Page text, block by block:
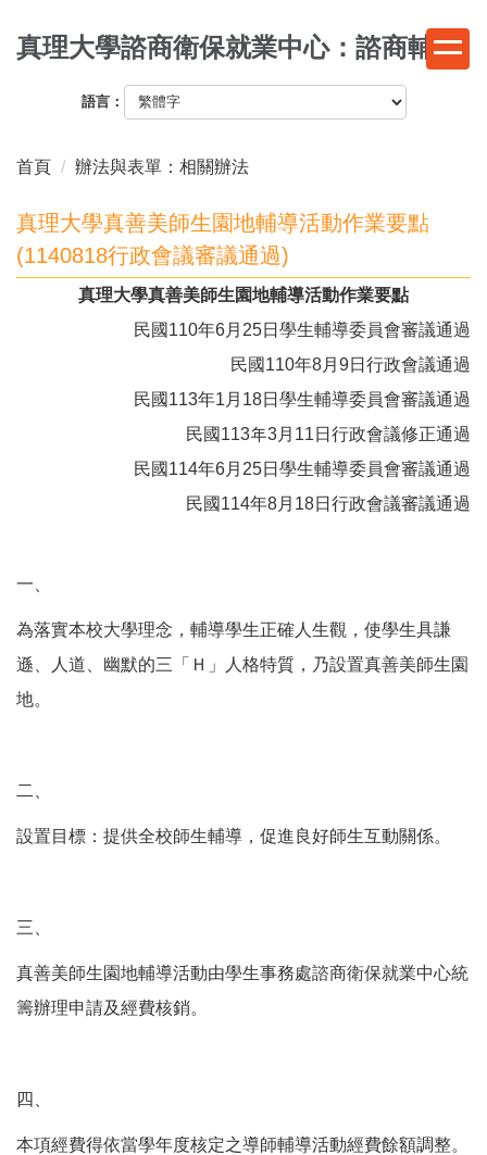
到
區
真理大學諮商衛保就業中心：諮商輔導
語言：
首頁 辦法與表單：相關辦法
真理大學真善美師生園地輔導活動作業要點
(1140818行政會議審議通過)
真理大學真善美師生園地輔導活動作業要點
民國110年6月25日學生輔導委員會審議通過
民國110年8月9日行政會議通過
民國113年1月18日學生輔導委員會審議通過
民國113年3月11日行政會議修正通過
民國114年6月25日學生輔導委員會審議通過
民國114年8月18日行政會議審議通過
一、
為落實本校大學理念，輔導學生正確人生觀，使學生具謙
遜、人道、幽默的三「Ｈ」人格特質，乃設置真善美師生園
地。
二、
設置目標：提供全校師生輔導，促進良好師生互動關係。
三、
真善美師生園地輔導活動由學生事務處諮商衛保就業中心統
籌辦理申請及經費核銷。
四、
本項經費得依當學年度核定之導師輔導活動經費餘額調整。